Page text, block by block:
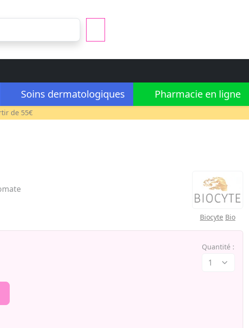
Soins dermatologiques
Pharmacie en ligne
de 55€
Biocyte Bio
Quantité :